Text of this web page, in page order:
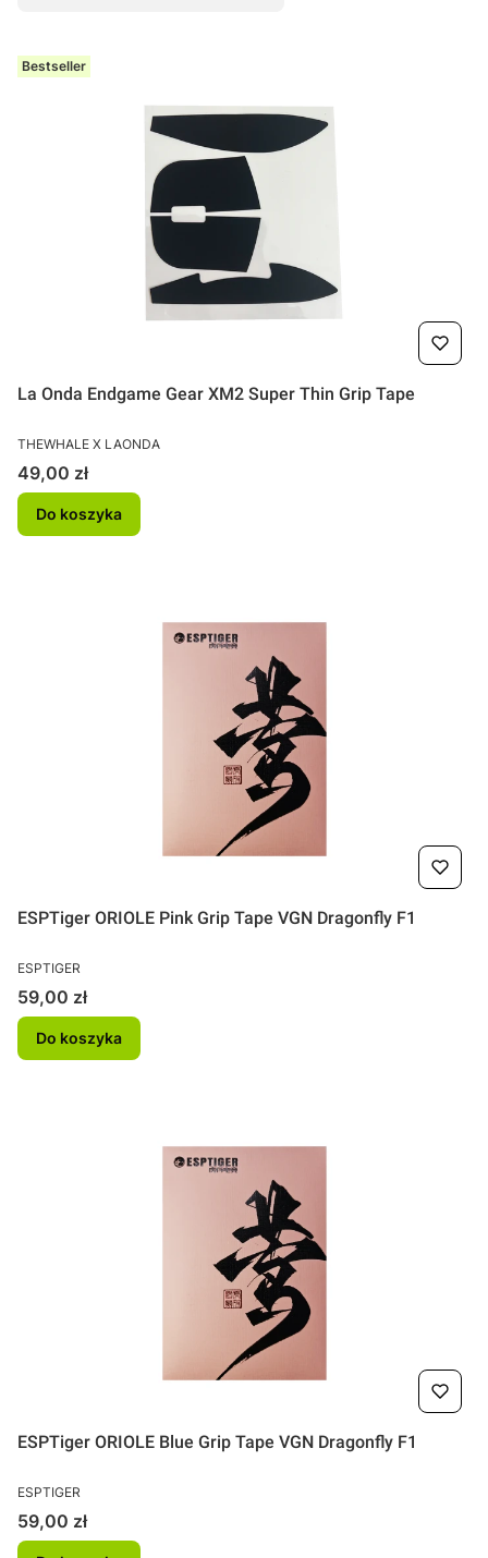
Bestseller
La Onda Endgame Gear XM2 Super Thin Grip Tape
PRODUCENT
THEWHALE X LAONDA
Cena
49,00 zł
Do koszyka
ESPTiger ORIOLE Pink Grip Tape VGN Dragonfly F1
PRODUCENT
ESPTIGER
Cena
59,00 zł
Do koszyka
ESPTiger ORIOLE Blue Grip Tape VGN Dragonfly F1
PRODUCENT
ESPTIGER
Cena
59,00 zł